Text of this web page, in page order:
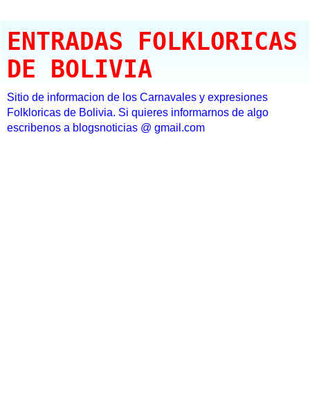
ENTRADAS FOLKLORICAS
DE BOLIVIA
Sitio de informacion de los Carnavales y expresiones
Folkloricas de Bolivia. Si quieres informarnos de algo
escribenos a blogsnoticias @ gmail.com